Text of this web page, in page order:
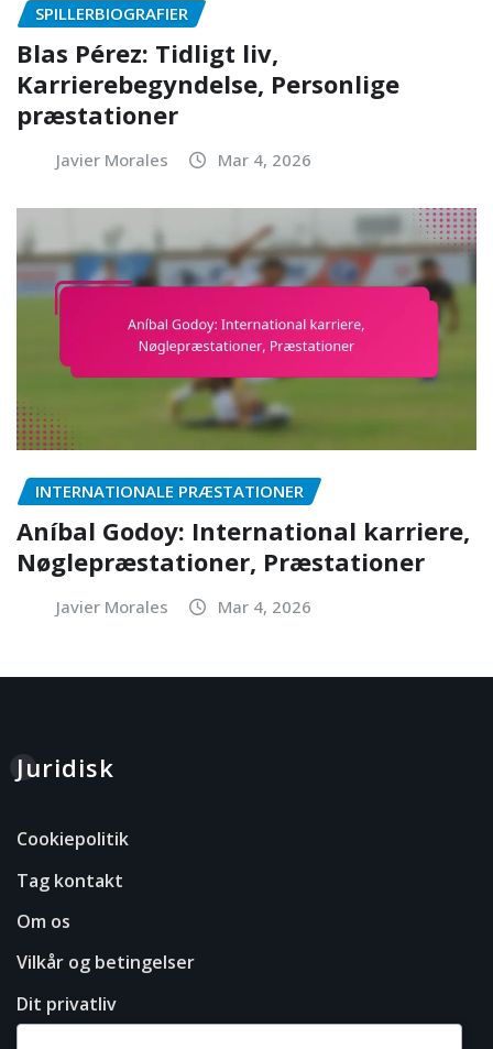
SPILLERBIOGRAFIER
Blas Pérez: Tidligt liv,
Karrierebegyndelse, Personlige
præstationer
Javier Morales Mar 4, 2026
INTERNATIONALE PRÆSTATIONER
Aníbal Godoy: International karriere,
Nøglepræstationer, Præstationer
Javier Morales Mar 4, 2026
Juridisk
Cookiepolitik
Tag kontakt
Om os
Vilkår og betingelser
Dit privatliv